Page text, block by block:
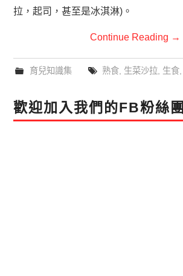
拉，起司，甚至是冰淇淋)。
Continue Reading →
育兒知識集 熟食, 生菜沙拉, 生食,
歡迎加入我們的FB粉絲團